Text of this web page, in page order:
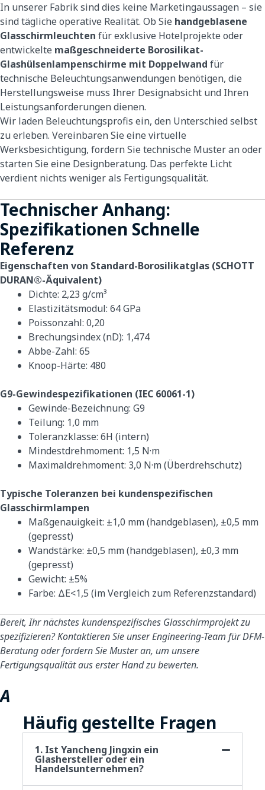
In unserer Fabrik sind dies keine Marketingaussagen – sie
sind tägliche operative Realität. Ob Sie handgeblasene
Glasschirmleuchten für exklusive Hotelprojekte oder
entwickelte maßgeschneiderte Borosilikat-
Glashülsenlampenschirme mit Doppelwand für
technische Beleuchtungsanwendungen benötigen, die
Herstellungsweise muss Ihrer Designabsicht und Ihren
Leistungsanforderungen dienen.
Wir laden Beleuchtungsprofis ein, den Unterschied selbst
zu erleben. Vereinbaren Sie eine virtuelle
Werksbesichtigung, fordern Sie technische Muster an oder
starten Sie eine Designberatung. Das perfekte Licht
verdient nichts weniger als Fertigungsqualität.
Technischer Anhang:
Spezifikationen Schnelle
Referenz
Eigenschaften von Standard-Borosilikatglas (SCHOTT
DURAN®-Äquivalent)
Dichte: 2,23 g/cm³
Elastizitätsmodul: 64 GPa
Poissonzahl: 0,20
Brechungsindex (nD): 1,474
Abbe-Zahl: 65
Knoop-Härte: 480
G9-Gewindespezifikationen (IEC 60061-1)
Gewinde-Bezeichnung: G9
Teilung: 1,0 mm
Toleranzklasse: 6H (intern)
Mindestdrehmoment: 1,5 N·m
Maximaldrehmoment: 3,0 N·m (Überdrehschutz)
Typische Toleranzen bei kundenspezifischen
Glasschirmlampen
Maßgenauigkeit: ±1,0 mm (handgeblasen), ±0,5 mm
(gepresst)
Wandstärke: ±0,5 mm (handgeblasen), ±0,3 mm
(gepresst)
Gewicht: ±5%
Farbe: ΔE<1,5 (im Vergleich zum Referenzstandard)
Bereit, Ihr nächstes kundenspezifisches Glasschirmprojekt zu
spezifizieren? Kontaktieren Sie unser Engineering-Team für DFM-
Beratung oder fordern Sie Muster an, um unsere
Fertigungsqualität aus erster Hand zu bewerten.
Autor Jack Wang
Häufig gestellte Fragen
1. Ist Yancheng Jingxin ein
Glashersteller oder ein
Handelsunternehmen?